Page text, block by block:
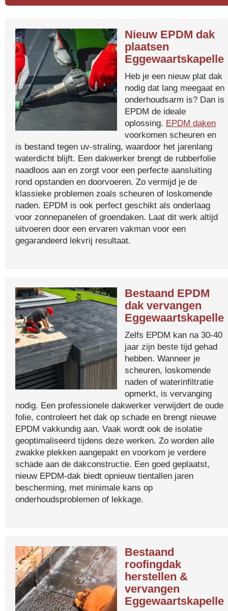
Nieuw EPDM dak
plaatsen
Eggewaartskapelle
Heb je een nieuw plat dak
nodig dat lang meegaat en
onderhoudsarm is? Dan is
EPDM de ideale
oplossing. EPDM daken
voorkomen scheuren en
is bestand tegen uv-straling, waardoor het jarenlang
waterdicht blijft. Een dakwerker brengt de rubberfolie
naadloos aan en zorgt voor een perfecte aansluiting
rond opstanden en doorvoeren. Zo vermijd je de
klassieke problemen zoals scheuren of loskomende
naden. EPDM is ook perfect geschikt als onderlaag
voor zonnepanelen of groendaken. Laat dit werk altijd
uitvoeren door een ervaren vakman voor een
gegarandeerd lekvrij resultaat.
Bestaand EPDM
dak vervangen
Eggewaartskapelle
Zelfs EPDM kan na 30-40
jaar zijn beste tijd gehad
hebben. Wanneer je
scheuren, loskomende
naden of waterinfiltratie
opmerkt, is vervanging
nodig. Een professionele dakwerker verwijdert de oude
folie, controleert het dak op schade en brengt nieuwe
EPDM vakkundig aan. Vaak wordt ook de isolatie
geoptimaliseerd tijdens deze werken. Zo worden alle
zwakke plekken aangepakt en voorkom je verdere
schade aan de dakconstructie. Een goed geplaatst,
nieuw EPDM-dak biedt opnieuw tientallen jaren
bescherming, met minimale kans op
onderhoudsproblemen of lekkage.
Bestaand
roofingdak
herstellen &
vervangen
Eggewaartskapelle